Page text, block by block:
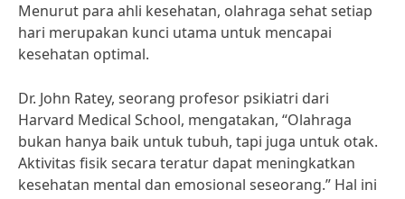
Menurut para ahli kesehatan, olahraga sehat setiap
hari merupakan kunci utama untuk mencapai
kesehatan optimal.
Dr. John Ratey, seorang profesor psikiatri dari
Harvard Medical School, mengatakan, “Olahraga
bukan hanya baik untuk tubuh, tapi juga untuk otak.
Aktivitas fisik secara teratur dapat meningkatkan
kesehatan mental dan emosional seseorang.” Hal ini